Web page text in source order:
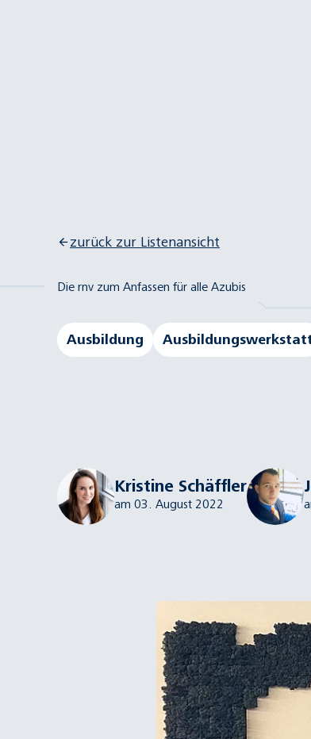
zurück zur Listenansicht
Die rnv zum Anfassen für alle Azubis
Ausbildung
Kristine Schäffler
am 03. August 2022